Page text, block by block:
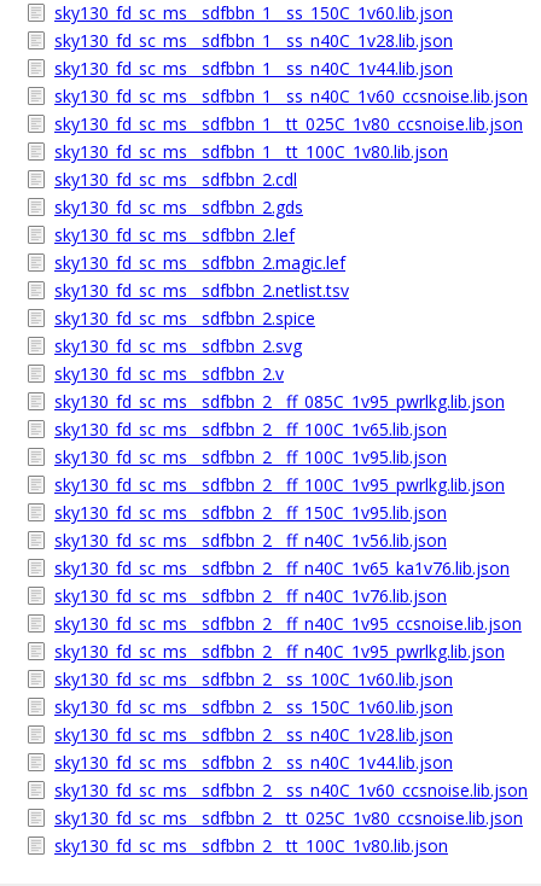
sky130_fd_sc_ms__sdfbbn_1__ss_150C_1v60.lib.json
sky130_fd_sc_ms__sdfbbn_1__ss_n40C_1v28.lib.json
sky130_fd_sc_ms__sdfbbn_1__ss_n40C_1v44.lib.json
sky130_fd_sc_ms__sdfbbn_1__ss_n40C_1v60_ccsnoise.lib.json
sky130_fd_sc_ms__sdfbbn_1__tt_025C_1v80_ccsnoise.lib.json
sky130_fd_sc_ms__sdfbbn_1__tt_100C_1v80.lib.json
sky130_fd_sc_ms__sdfbbn_2.cdl
sky130_fd_sc_ms__sdfbbn_2.gds
sky130_fd_sc_ms__sdfbbn_2.lef
sky130_fd_sc_ms__sdfbbn_2.magic.lef
sky130_fd_sc_ms__sdfbbn_2.netlist.tsv
sky130_fd_sc_ms__sdfbbn_2.spice
sky130_fd_sc_ms__sdfbbn_2.svg
sky130_fd_sc_ms__sdfbbn_2.v
sky130_fd_sc_ms__sdfbbn_2__ff_085C_1v95_pwrlkg.lib.json
sky130_fd_sc_ms__sdfbbn_2__ff_100C_1v65.lib.json
sky130_fd_sc_ms__sdfbbn_2__ff_100C_1v95.lib.json
sky130_fd_sc_ms__sdfbbn_2__ff_100C_1v95_pwrlkg.lib.json
sky130_fd_sc_ms__sdfbbn_2__ff_150C_1v95.lib.json
sky130_fd_sc_ms__sdfbbn_2__ff_n40C_1v56.lib.json
sky130_fd_sc_ms__sdfbbn_2__ff_n40C_1v65_ka1v76.lib.json
sky130_fd_sc_ms__sdfbbn_2__ff_n40C_1v76.lib.json
sky130_fd_sc_ms__sdfbbn_2__ff_n40C_1v95_ccsnoise.lib.json
sky130_fd_sc_ms__sdfbbn_2__ff_n40C_1v95_pwrlkg.lib.json
sky130_fd_sc_ms__sdfbbn_2__ss_100C_1v60.lib.json
sky130_fd_sc_ms__sdfbbn_2__ss_150C_1v60.lib.json
sky130_fd_sc_ms__sdfbbn_2__ss_n40C_1v28.lib.json
sky130_fd_sc_ms__sdfbbn_2__ss_n40C_1v44.lib.json
sky130_fd_sc_ms__sdfbbn_2__ss_n40C_1v60_ccsnoise.lib.json
sky130_fd_sc_ms__sdfbbn_2__tt_025C_1v80_ccsnoise.lib.json
sky130_fd_sc_ms__sdfbbn_2__tt_100C_1v80.lib.json